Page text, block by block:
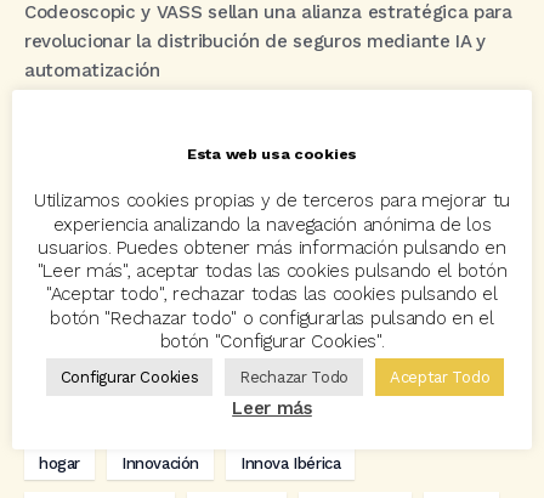
Codeoscopic y VASS sellan una alianza estratégica para
revolucionar la distribución de seguros mediante IA y
automatización
acuerdo Acuerdos Allianz autos
Avant2 Avant2 Sales Manager ayudas Bcover
Carlos Rovira Codeoscopic Codeoscopic Academy
Codeoscopic Workspace Coverize Decesos
Eventos formación
hogar Innovación Innova Ibérica
Esta web usa cookies
Utilizamos cookies propias y de terceros para mejorar tu
experiencia analizando la navegación anónima de los
usuarios. Puedes obtener más información pulsando en
"Leer más", aceptar todas las cookies pulsando el botón
"Aceptar todo", rechazar todas las cookies pulsando el
botón "Rechazar todo" o configurarlas pulsando en el
botón "Configurar Cookies".
Configurar Cookies Rechazar Todo Aceptar Todo
Leer más